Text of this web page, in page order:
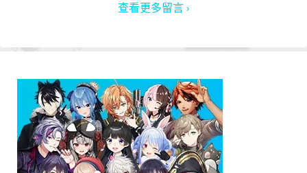
查看更多留言 ›